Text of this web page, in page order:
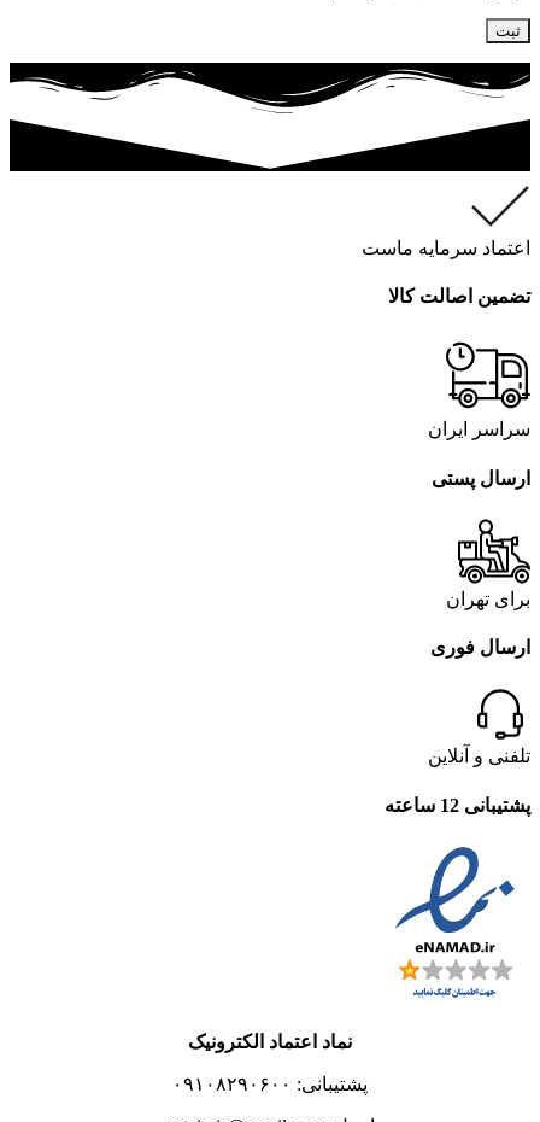
اعتماد سرمایه ماست
تضمین اصالت کالا
سراسر ایران
ارسال پستی
برای تهران
ارسال فوری
تلفنی و آنلاین
پشتیبانی 12 ساعته
نماد اعتماد الکترونیک
پشتیبانی: ۰۹۱۰۸۲۹۰۶۰۰